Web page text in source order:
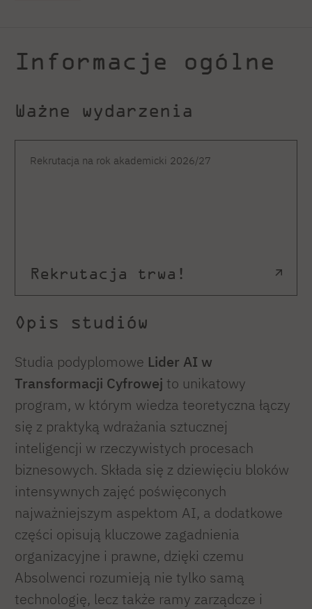
Informacje ogólne
Ważne wydarzenia
Rekrutacja na rok akademicki 2026/27
Rekrutacja trwa!
Opis studiów
Studia podyplomowe Lider AI w
Transformacji Cyfrowej to unikatowy
program, w którym wiedza teoretyczna łączy
się z praktyką wdrażania sztucznej
inteligencji w rzeczywistych procesach
biznesowych. Składa się z dziewięciu bloków
intensywnych zajęć poświęconych
najważniejszym aspektom AI, a dodatkowe
części opisują kluczowe zagadnienia
organizacyjne i prawne, dzięki czemu
Absolwenci rozumieją nie tylko samą
technologię, lecz także ramy zarządcze i